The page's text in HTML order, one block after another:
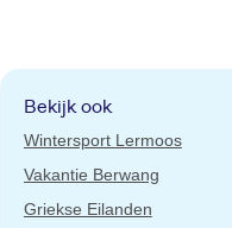
Bekijk ook
Wintersport Lermoos
Vakantie Berwang
Griekse Eilanden